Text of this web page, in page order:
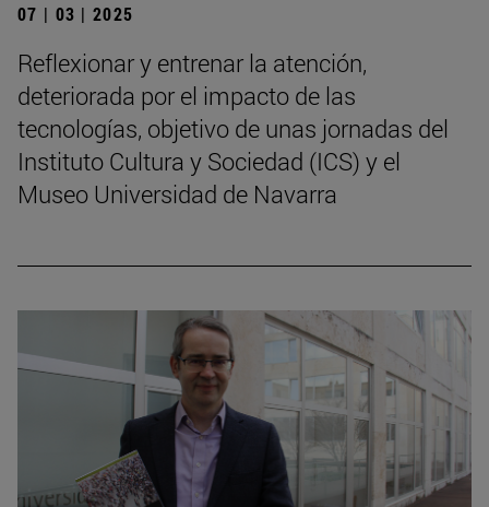
07 | 03 | 2025
Reflexionar y entrenar la atención,
deteriorada por el impacto de las
tecnologías, objetivo de unas jornadas del
Instituto Cultura y Sociedad (ICS) y el
Museo Universidad de Navarra